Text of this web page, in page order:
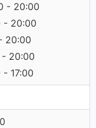
- 20:00
- 20:00
20:00
- 20:00
- 17:00